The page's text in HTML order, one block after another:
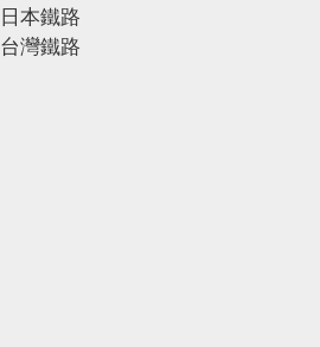
日本鐵路
台灣鐵路